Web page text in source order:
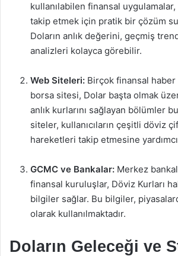
kullanılabilen finansal uygulamalar,
takip etmek için pratik bir çözüm
Doların anlık değerini, geçmiş
analizleri kolayca görebilir.
Web Siteleri: Birçok finansal
borsa sitesi, Dolar başta olmak
anlık kurlarını sağlayan bölümler
siteler, kullanıcıların çeşitli döviz
hareketleri takip etmesine
GCMC ve Bankalar: Merkez
finansal kuruluşlar, Döviz Kurları
bilgiler sağlar. Bu bilgiler,
olarak kullanılmaktadır.
Doların Geleceği ve